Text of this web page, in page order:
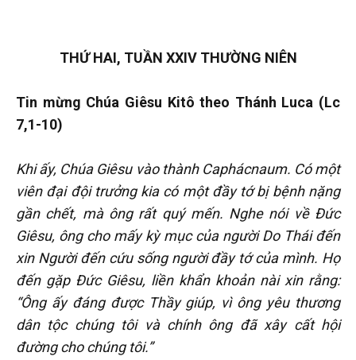
THỨ HAI, TUẦN XXIV THƯỜNG NIÊN
Tin mừng Chúa Giêsu Kitô theo Thánh Luca (Lc
7,1-10)
Khi ấy, Chúa Giêsu vào thành Caphácnaum. Có một
viên đại đội trưởng kia có một đầy tớ bị bệnh nặng
gần chết, mà ông rất quý mến. Nghe nói về Đức
Giêsu, ông cho mấy kỳ mục của người Do Thái đến
xin Người đến cứu sống người đầy tớ của mình. Họ
đến gặp Đức Giêsu, liền khẩn khoản nài xin rằng:
“Ông ấy đáng được Thầy giúp, vì ông yêu thương
dân tộc chúng tôi và chính ông đã xây cất hội
đường cho chúng tôi.”